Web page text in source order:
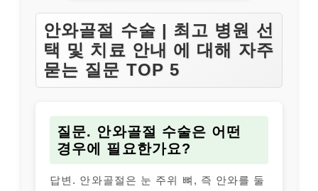
안와골절 수술 | 최고 병원 선
택 및 치료 안내 에 대해 자주
묻는 질문 TOP 5
질문. 안와골절 수술은 어떤
경우에 필요한가요?
답변. 안와골절은 눈 주위 뼈, 즉 안와를 둘